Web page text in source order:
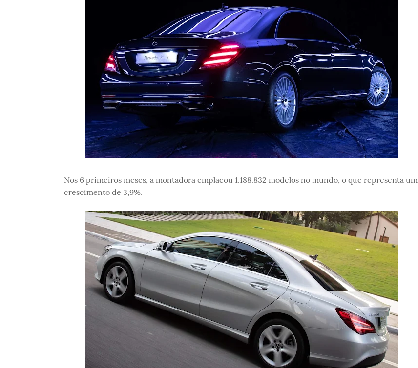
Nos 6 primeiros meses, a montadora emplacou 1.188.832 modelos no mundo, o que representa um
crescimento de 3,9%.